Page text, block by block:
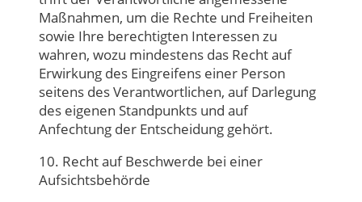
Maßnahmen, um die Rechte und Freiheiten
sowie Ihre berechtigten Interessen zu
wahren, wozu mindestens das Recht auf
Erwirkung des Eingreifens einer Person
seitens des Verantwortlichen, auf Darlegung
des eigenen Standpunkts und auf
Anfechtung der Entscheidung gehört.
10. Recht auf Beschwerde bei einer
Aufsichtsbehörde